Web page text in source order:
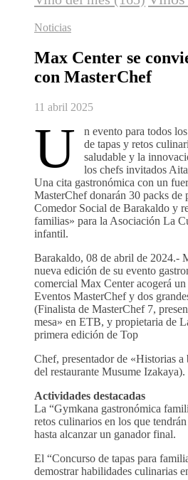
Noticias
Max Center se
con MasterChef
11 abril 2025
U
n evento para todos
de tapas y retos
saludable y la
los chefs invitados
Una cita gastronómica con un
MasterChef donarán 30 packs
Comedor Social de Barakaldo y
familias» para la Asociación La
infantil.
Barakaldo, 08 de abril de 2024.-
nueva edición de su evento
comercial Max Center acogerá
Eventos MasterChef y dos
(Finalista de MasterChef 7,
mesa» en ETB, y propietaria de
primera edición de Top
Chef, presentador de «Historias
del restaurante Musume Izakaya).
Actividades destacadas
La “Gymkana gastronómica
retos culinarios en los que
hasta alcanzar un ganador final.
El “Concurso de tapas para
demostrar habilidades culinarias